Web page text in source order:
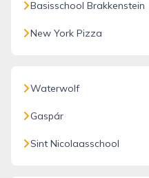
Basisschool Brakkenstein
New York Pizza
Waterwolf
Gaspár
Sint Nicolaasschool